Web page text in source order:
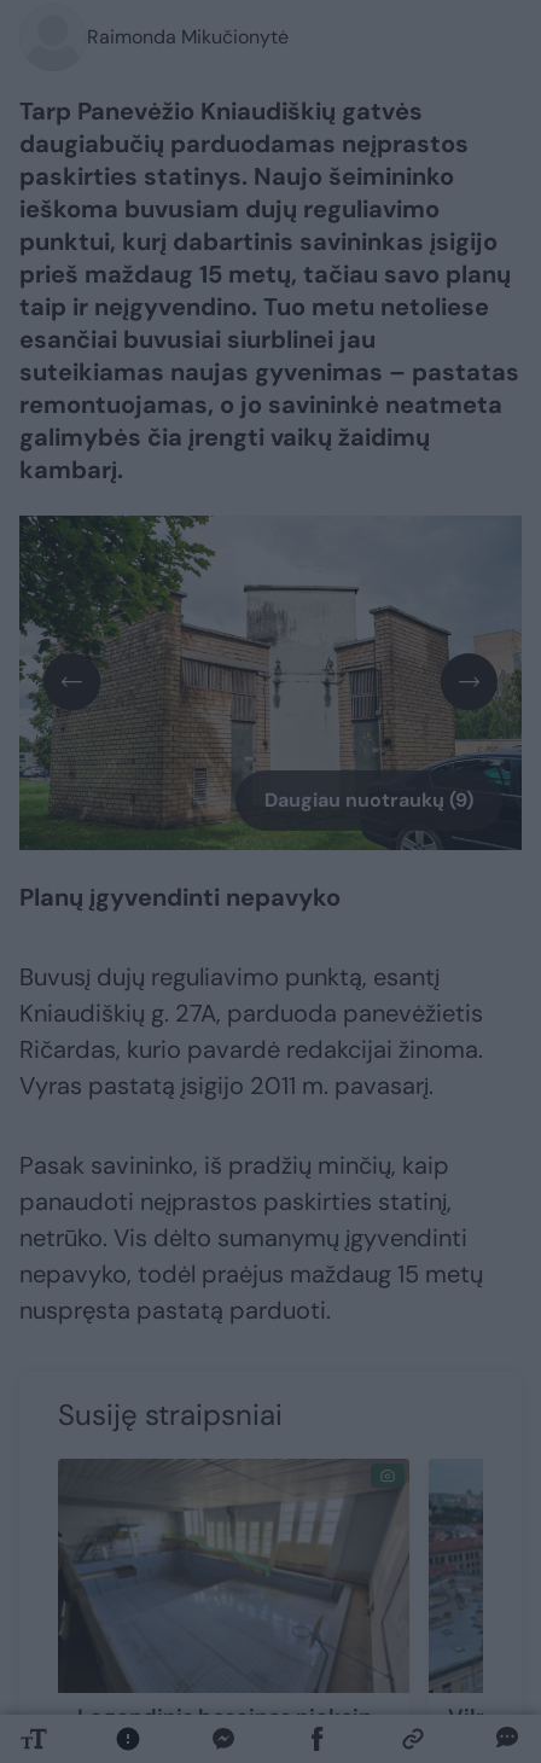
Raimonda Mikučionytė
Tarp Panevėžio Kniaudiškių gatvės
daugiabučių parduodamas neįprastos
paskirties statinys. Naujo šeimininko
ieškoma buvusiam dujų reguliavimo
punktui, kurį dabartinis savininkas įsigijo
prieš maždaug 15 metų, tačiau savo planų
taip ir neįgyvendino. Tuo metu netoliese
esančiai buvusiai siurblinei jau
suteikiamas naujas gyvenimas – pastatas
remontuojamas, o jo savininkė neatmeta
galimybės čia įrengti vaikų žaidimų
kambarį.
Daugiau nuotraukų (9)
Planų įgyvendinti nepavyko
Buvusį dujų reguliavimo punktą, esantį
Kniaudiškių g. 27A, parduoda panevėžietis
Ričardas, kurio pavardė redakcijai žinoma.
Vyras pastatą įsigijo 2011 m. pavasarį.
Pasak savininko, iš pradžių minčių, kaip
panaudoti neįprastos paskirties statinį,
netrūko. Vis dėlto sumanymų įgyvendinti
nepavyko, todėl praėjus maždaug 15 metų
nuspręsta pastatą parduoti.
Susiję straipsniai
Legendinis baseinas niekaip
neranda pirkėjo – stipriai
Vilniaus